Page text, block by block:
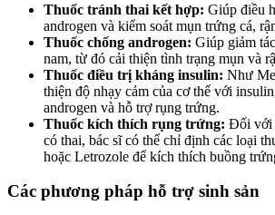
Thuốc tránh thai kết hợp: Giúp điều
androgen và kiểm soát mụn trứng cá,
Thuốc chống androgen: Giúp giảm
nam, từ đó cải thiện tình trạng mụn và
Thuốc điều trị kháng insulin: Như
thiện độ nhạy cảm của cơ thể với
androgen và hỗ trợ rụng trứng.
Thuốc kích thích rụng trứng: Đối với
có thai, bác sĩ có thể chỉ định các loại
hoặc Letrozole để kích thích buồng
Các phương pháp hỗ trợ sinh sản